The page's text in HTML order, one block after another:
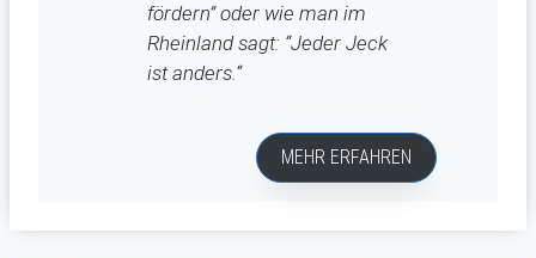
fördern” oder wie man im
Rheinland sagt: “Jeder Jeck
ist anders.“
MEHR ERFAHREN